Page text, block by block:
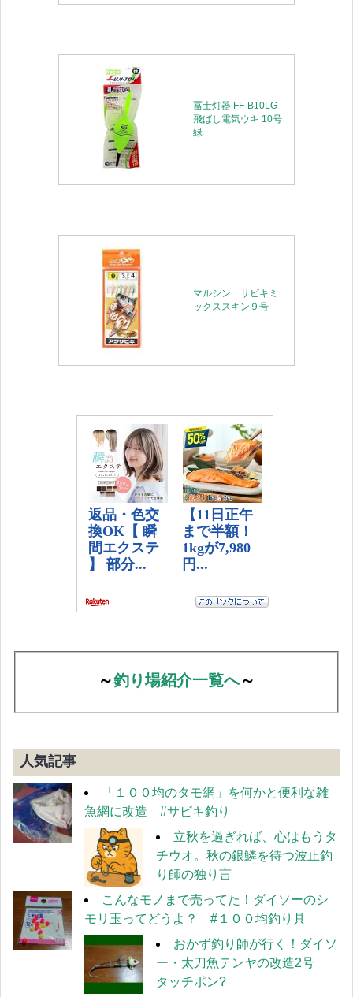
冨士灯器 FF-B10LG
飛ばし電気ウキ 10号
緑
マルシン サビキミ
ックススキン９号
～釣り場紹介一覧へ～
人気記事
「１００均のタモ網」を何かと便利な雑
魚網に改造 #サビキ釣り
立秋を過ぎれば、心はもうタ
チウオ。秋の銀鱗を待つ波止釣
り師の独り言
こんなモノまで売ってた！ダイソーのシ
モリ玉ってどうよ？ #１００均釣り具
おかず釣り師が行く！ダイソ
ー・太刀魚テンヤの改造2号
タッチポン?